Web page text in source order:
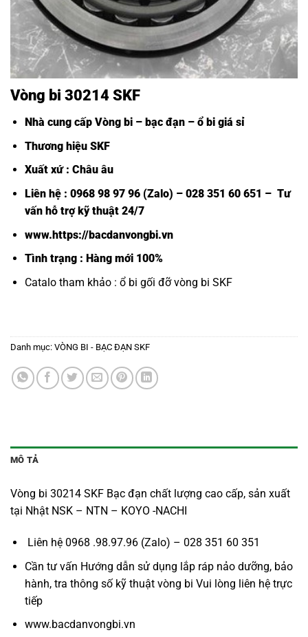
Vòng bi 30214 SKF
Nhà cung cấp Vòng bi – bạc đạn – ổ bi giá sỉ
Thương hiệu SKF
Xuất xứ : Châu âu
Liên hệ : 0968 98 97 96 (Zalo) – 028 351 60 651 – Tư
vấn hỗ trợ kỹ thuật 24/7
www.https://bacdanvongbi.vn
Tình trạng : Hàng mới 100%
Catalo tham khảo : ổ bi gối đỡ vòng bi SKF
Danh mục: VÒNG BI - BẠC ĐẠN SKF
MÔ TẢ
Vòng bi 30214 SKF Bạc đạn chất lượng cao cấp, sản xuất
tại Nhật NSK – NTN – KOYO -NACHI
Liên hệ 0968 .98.97.96 (Zalo) – 028 351 60 351
Cần tư vấn Hướng dẫn sử dụng lắp ráp nảo dưỡng, bảo
hành, tra thông số kỹ thuật vòng bi Vui lòng liên hệ trực
tiếp
www.bacdanvongbi.vn